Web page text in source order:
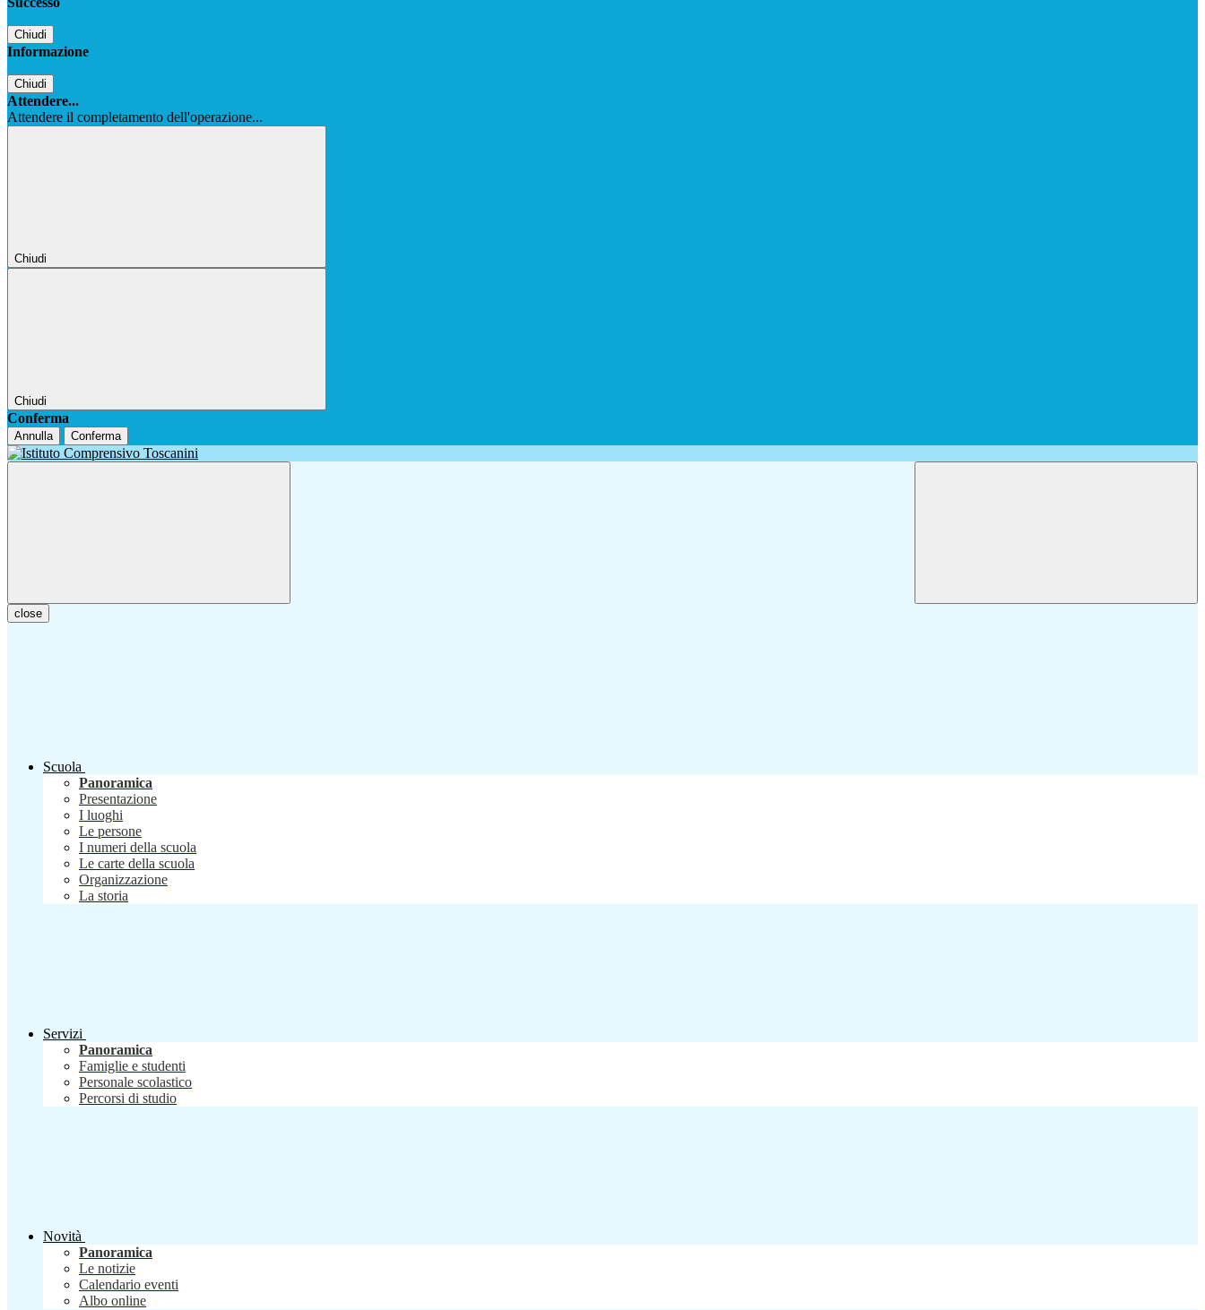
Chiudi
Informazione
Chiudi
Attendere...
Attendere il completamento dell'operazione...
Chiudi
Chiudi
Conferma
Annulla Conferma
close
Scuola
Panoramica
Presentazione
I luoghi
Le persone
I numeri della scuola
Le carte della scuola
Organizzazione
La storia
Servizi
Panoramica
Famiglie e studenti
Personale scolastico
Percorsi di studio
Novità
Panoramica
Le notizie
Calendario eventi
Albo online